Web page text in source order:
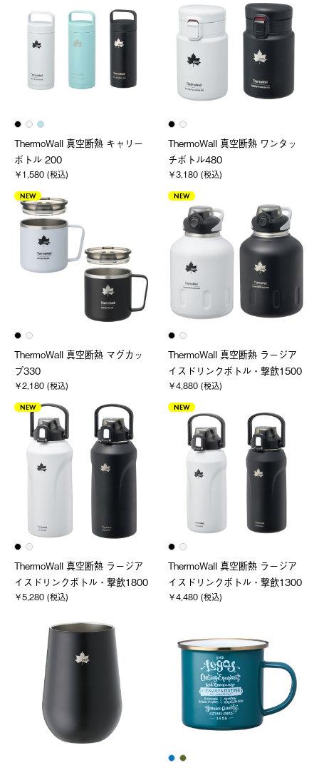
ThermoWall 真空断熱 キャリー
ボトル 200
￥1,580 (税込)
ThermoWall 真空断熱 ワンタッ
チボトル480
￥3,180 (税込)
NEW
ThermoWall 真空断熱 マグカッ
プ330
￥2,180 (税込)
NEW
ThermoWall 真空断熱 ラージア
イスドリンクボトル・撃飲1500
￥4,880 (税込)
NEW
ThermoWall 真空断熱 ラージア
イスドリンクボトル・撃飲1800
￥5,280 (税込)
NEW
ThermoWall 真空断熱 ラージア
イスドリンクボトル・撃飲1300
￥4,480 (税込)